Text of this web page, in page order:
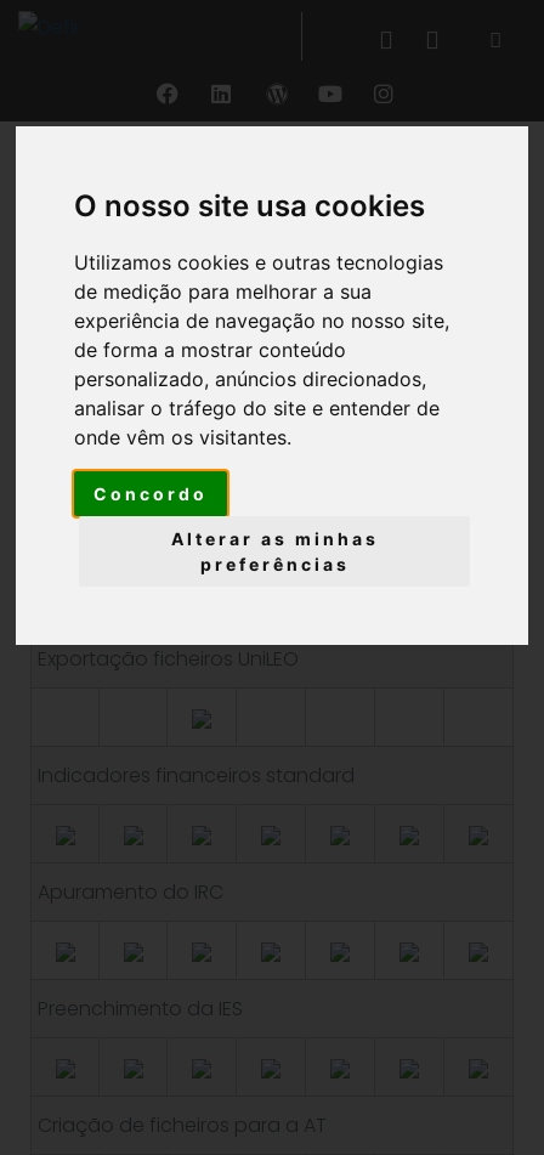
O nosso site usa cookies
Utilizamos cookies e outras tecnologias
de medição para melhorar a sua
experiência de navegação no nosso site,
de forma a mostrar conteúdo
personalizado, anúncios direcionados,
analisar o tráfego do site e entender de
onde vêm os visitantes.
Concordo
Alterar as minhas
preferências
Versões
Elaboração Demonstrações Financeiras - SNC
Elaboração Dem. Financeiras - PGC Angola
Elaboração Dem. Financeiras - SNC-AP
Exportação ficheiros UniLEO
Indicadores financeiros standard
Apuramento do IRC
Preenchimento da IES
Criação de ficheiros para a AT